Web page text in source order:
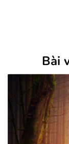
Bài